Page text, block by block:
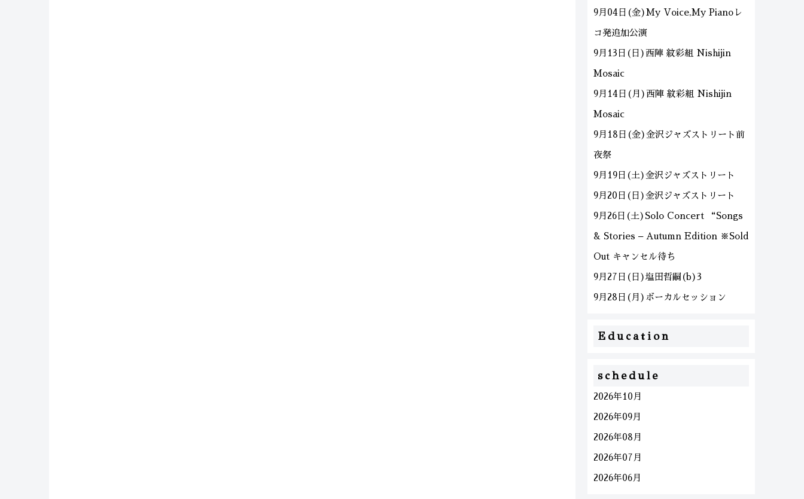
9月04日(金)My Voice,My Pianoレ
コ発追加公演
9月13日(日)西陣 紋彩組 Nishijin
Mosaic
9月14日(月)西陣 紋彩組 Nishijin
Mosaic
9月18日(金)金沢ジャズストリート前
夜祭
9月19日(土)金沢ジャズストリート
9月20日(日)金沢ジャズストリート
9月26日(土)Solo Concert “Songs
& Stories – Autumn Edition ※Sold
Out キャンセル待ち
9月27日(日)塩田哲嗣(b)3
9月28日(月)ボーカルセッション
Education
schedule
2026年10月
2026年09月
2026年08月
2026年07月
2026年06月